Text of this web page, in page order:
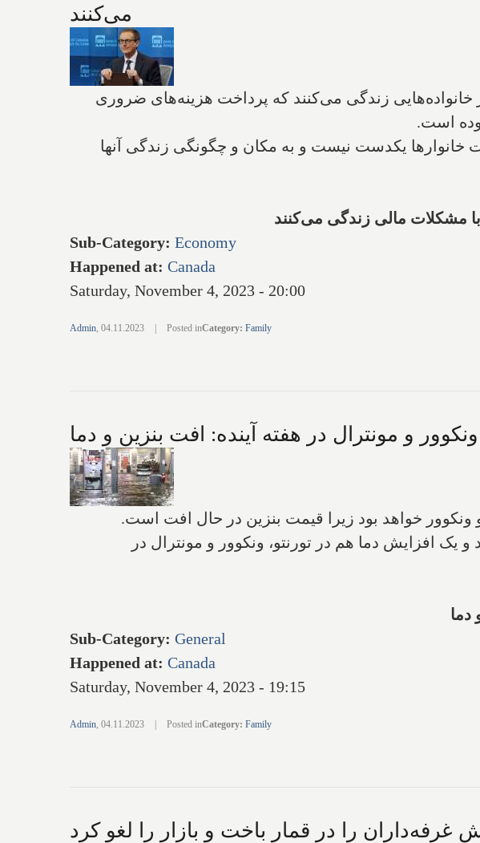
می‌کنند
گزارش کرده‌اند که در خانواده‌هایی زندگی می‌کنند که پرداخت هزینه‌های ضروری
است.
خانوارها یکدست نیست و به مکان و چگونگی زندگی آنها
Sub-Category: Economy
Happened at: Canada
Saturday, November 4, 2023 - 20:00
Admin, 04.11.2023 Posted inCategory: Family
و مونترال در هفته آینده: افت بنزین و دما
و ونکوور خواهد بود زیرا قیمت بنزین در حال افت است.
افزایش دما هم در تورنتو، ونکوور و مونترال در
دما
Sub-Category: General
Happened at: Canada
Saturday, November 4, 2023 - 19:15
Admin, 04.11.2023 Posted inCategory: Family
را در قمار باخت و بازار را لغو کرد